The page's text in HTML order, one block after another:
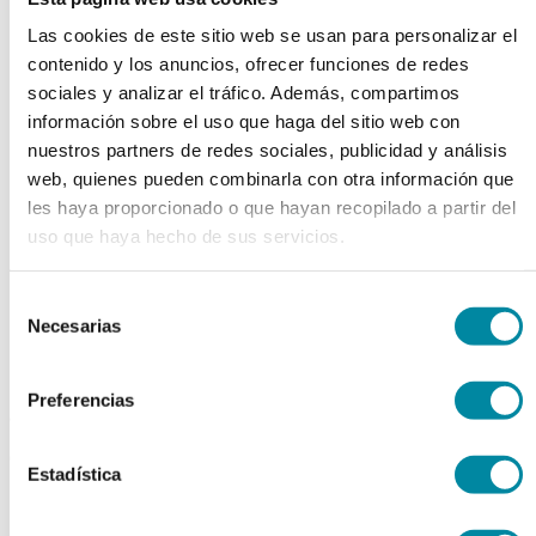
Las cookies de este sitio web se usan para personalizar el
contenido y los anuncios, ofrecer funciones de redes
sociales y analizar el tráfico. Además, compartimos
información sobre el uso que haga del sitio web con
nuestros partners de redes sociales, publicidad y análisis
web, quienes pueden combinarla con otra información que
les haya proporcionado o que hayan recopilado a partir del
uso que haya hecho de sus servicios.
Necesarias
Preferencias
Estadística
chevron_left chevron_right